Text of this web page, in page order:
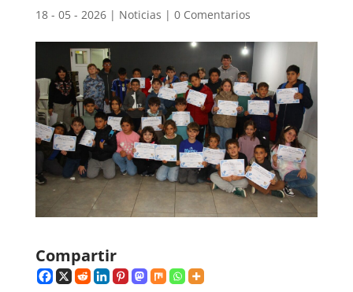
18 - 05 - 2026| Noticias | 0 Comentarios
Compartir